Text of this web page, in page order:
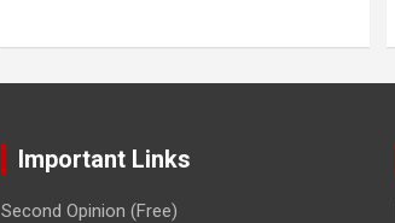
Important Links
Second Opinion (Free)